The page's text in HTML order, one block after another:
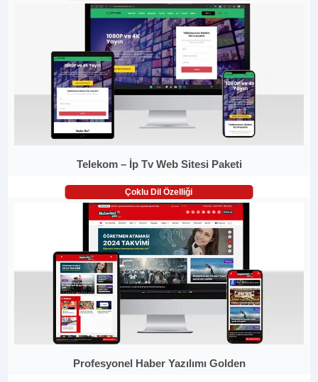
Telekom – İp Tv Web Sitesi Paketi
Çoklu Dil Özelliği
Profesyonel Haber Yazılımı Golden